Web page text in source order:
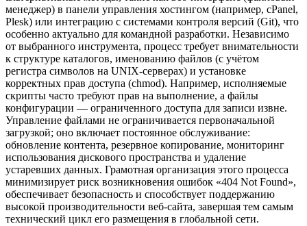
менеджер) в панели управления хостингом (например, cPanel,
Plesk) или интеграцию с системами контроля версий (Git), что
особенно актуально для командной разработки. Независимо
от выбранного инструмента, процесс требует внимательности
к структуре каталогов, именованию файлов (с учётом
регистра символов на UNIX-серверах) и установке
корректных прав доступа (chmod). Например, исполняемые
скрипты часто требуют прав на выполнение, а файлы
конфигурации — ограниченного доступа для записи извне.
Управление файлами не ограничивается первоначальной
загрузкой; оно включает постоянное обслуживание:
обновление контента, резервное копирование, мониторинг
использования дискового пространства и удаление
устаревших данных. Грамотная организация этого процесса
минимизирует риск возникновения ошибок «404 Not Found»,
обеспечивает безопасность и способствует поддержанию
высокой производительности веб-сайта, завершая тем самым
технический цикл его размещения в глобальной сети.